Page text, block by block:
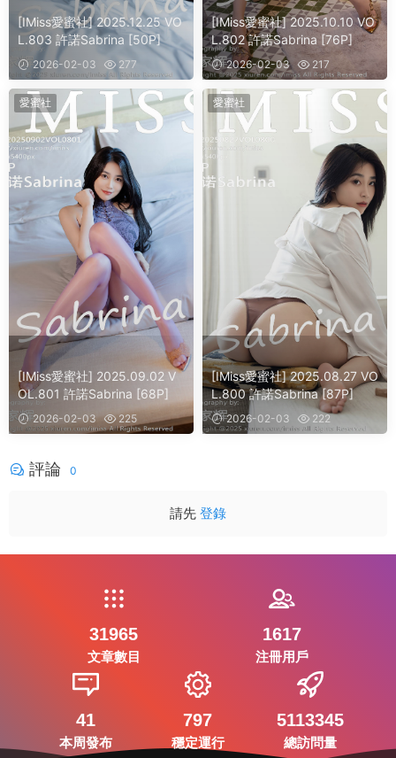
[IMiss愛蜜社] 2025.12.25 VO
L.803 許諾Sabrina [50P]
2026-02-03 277
[IMiss愛蜜社] 2025.10.10 VO
L.802 許諾Sabrina [76P]
2026-02-03 217
愛蜜社
[IMiss愛蜜社] 2025.09.02 V
OL.801 許諾Sabrina [68P]
2026-02-03 225
愛蜜社
[IMiss愛蜜社] 2025.08.27 VO
L.800 許諾Sabrina [87P]
2026-02-03 222
評論 0
請先 登錄
31965
文章數目
1617
注冊用戶
41
本周發布
797
穩定運行
5113345
總訪問量